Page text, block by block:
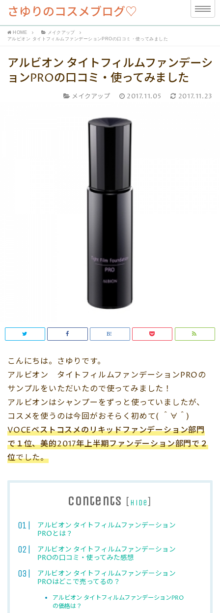
さゆりのコスメブログ♡
HOME
メイクアップ
アルビオン タイトフィルムファンデーションPROの口コミ・使ってみました
アルビオン タイトフィルムファンデーシ
ョンPROの口コミ・使ってみました
メイクアップ 2017.11.05 2017.11.23
こんにちは。さゆりです。
アルビオン タイトフィルムファンデーションPROの
サンプルをいただいたので使ってみました！
アルビオンはシャンプーをずっと使っていましたが、
コスメを使うのは今回がおそらく初めて( ＾∀＾)
VOCEベストコスメのリキッドファンデーション部門
で１位、美的2017年上半期ファンデーション部門で２
位でした。
Contents [ hide]
アルビオン タイトフィルムファンデーション
PROとは？
アルビオン タイトフィルムファンデーション
PROの口コミ・使ってみた感想
アルビオン タイトフィルムファンデーション
PROはどこで売ってるの？
アルビオン タイトフィルムファンデーションPRO
の価格は？